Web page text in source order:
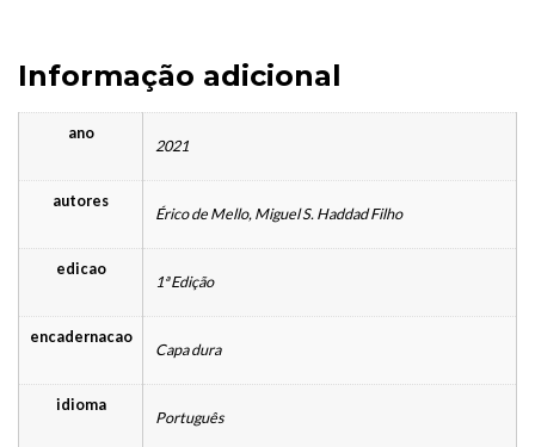
Informação adicional
ano
2021
autores
Érico de Mello, Miguel S. Haddad Filho
edicao
1ª Edição
encadernacao
Capa dura
idioma
Português